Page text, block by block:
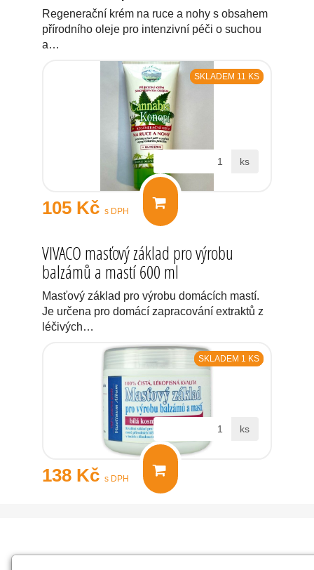
Regenerační krém na ruce a nohy s obsahem
přírodního oleje pro intenzivní péči o suchou
a…
SKLADEM 11 KS
105 Kč s DPH
ks
VIVACO masťový základ pro výrobu
balzámů a mastí 600 ml
Masťový základ pro výrobu domácích mastí.
Je určena pro domácí zapracování extraktů z
léčivých…
SKLADEM 1 KS
138 Kč s DPH
ks